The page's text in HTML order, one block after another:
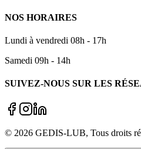
NOS HORAIRES
Lundi à vendredi 08h - 17h
Samedi 09h - 14h
SUIVEZ-NOUS SUR LES
© 2026 GEDIS-LUB, Tous droits